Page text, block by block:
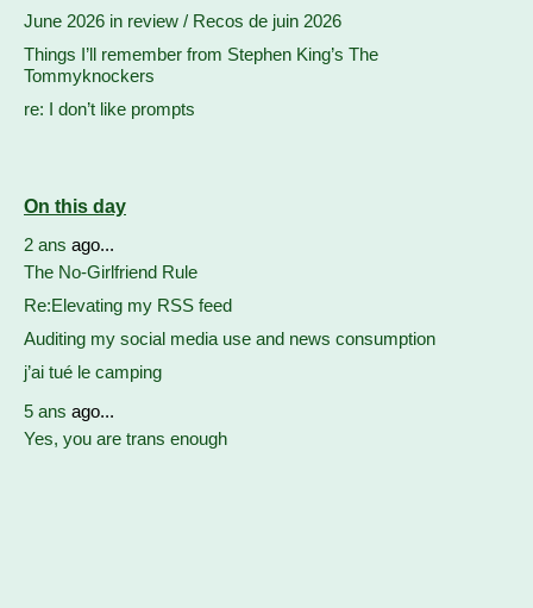
June 2026 in review / Recos de juin 2026
Things I’ll remember from Stephen King’s The
Tommyknockers
re: I don’t like prompts
On this day
2 ans ago...
The No-Girlfriend Rule
Re:Elevating my RSS feed
Auditing my social media use and news consumption
j’ai tué le camping
5 ans ago...
Yes, you are trans enough